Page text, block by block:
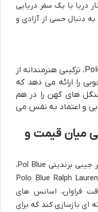
دریا یا یک سفر دریایی
دنبال حسی از آزادی و
برندینی Pol Blue با الهام از Polo Blue، ترکیبی هنرمندانه از
را ارائه می دهد که
های کهن را در هم
و اعتماد به نفس می
میان قیمت و
یکی از مهم ترین دلایل محبوبیت عطر جیبی برندینی Pol Blue،
شباهت چشمگیر آن به عطر اصلی Polo Blue Ralph Lauren
فراوان، اسانس های
ای بازسازی کند که برای